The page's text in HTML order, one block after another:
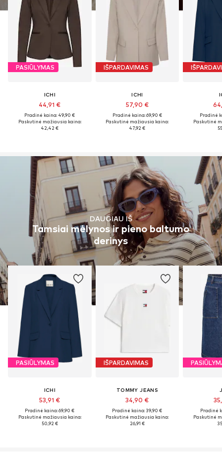
PASIŪLYMAS
ICHI
44,91 €
Pradinė kaina: 49,90 €
Paskutinė mažiausia kaina:
42,42 €
IŠPARDAVIMAS
ICHI
57,90 €
Pradinė kaina: 69,90 €
Paskutinė mažiausia kaina:
47,92 €
Pradinė
Paskutinė
DAUGIAU IŠ
Tamsiai mėlynos ir pieno baltumo
derinys
PASIŪLYMAS
ICHI
53,91 €
Pradinė kaina: 69,90 €
Paskutinė mažiausia kaina:
50,92 €
IŠPARDAVIMAS
TOMMY JEANS
34,90 €
Pradinė kaina: 39,90 €
Paskutinė mažiausia kaina:
26,91 €
Pradinė
Paskutinė